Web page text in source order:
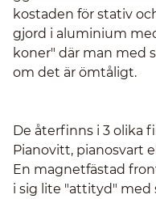
kostaden för stativ
gjord i aluminium
koner" där man med
om det är ömtåligt.
De återfinns i 3 olika
Pianovitt, pianosvart
En magnetfästad
i sig lite "attityd" med